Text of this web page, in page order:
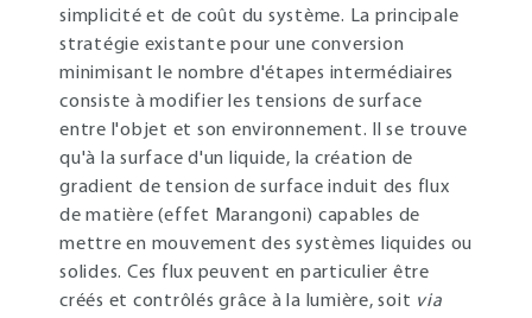
simplicité et de coût du système. La principale
stratégie existante pour une conversion
minimisant le nombre d'étapes intermédiaires
consiste à modifier les tensions de surface
entre l'objet et son environnement. Il se trouve
qu'à la surface d'un liquide, la création de
gradient de tension de surface induit des flux
de matière (effet Marangoni) capables de
mettre en mouvement des systèmes liquides ou
solides. Ces flux peuvent en particulier être
créés et contrôlés grâce à la lumière, soit via